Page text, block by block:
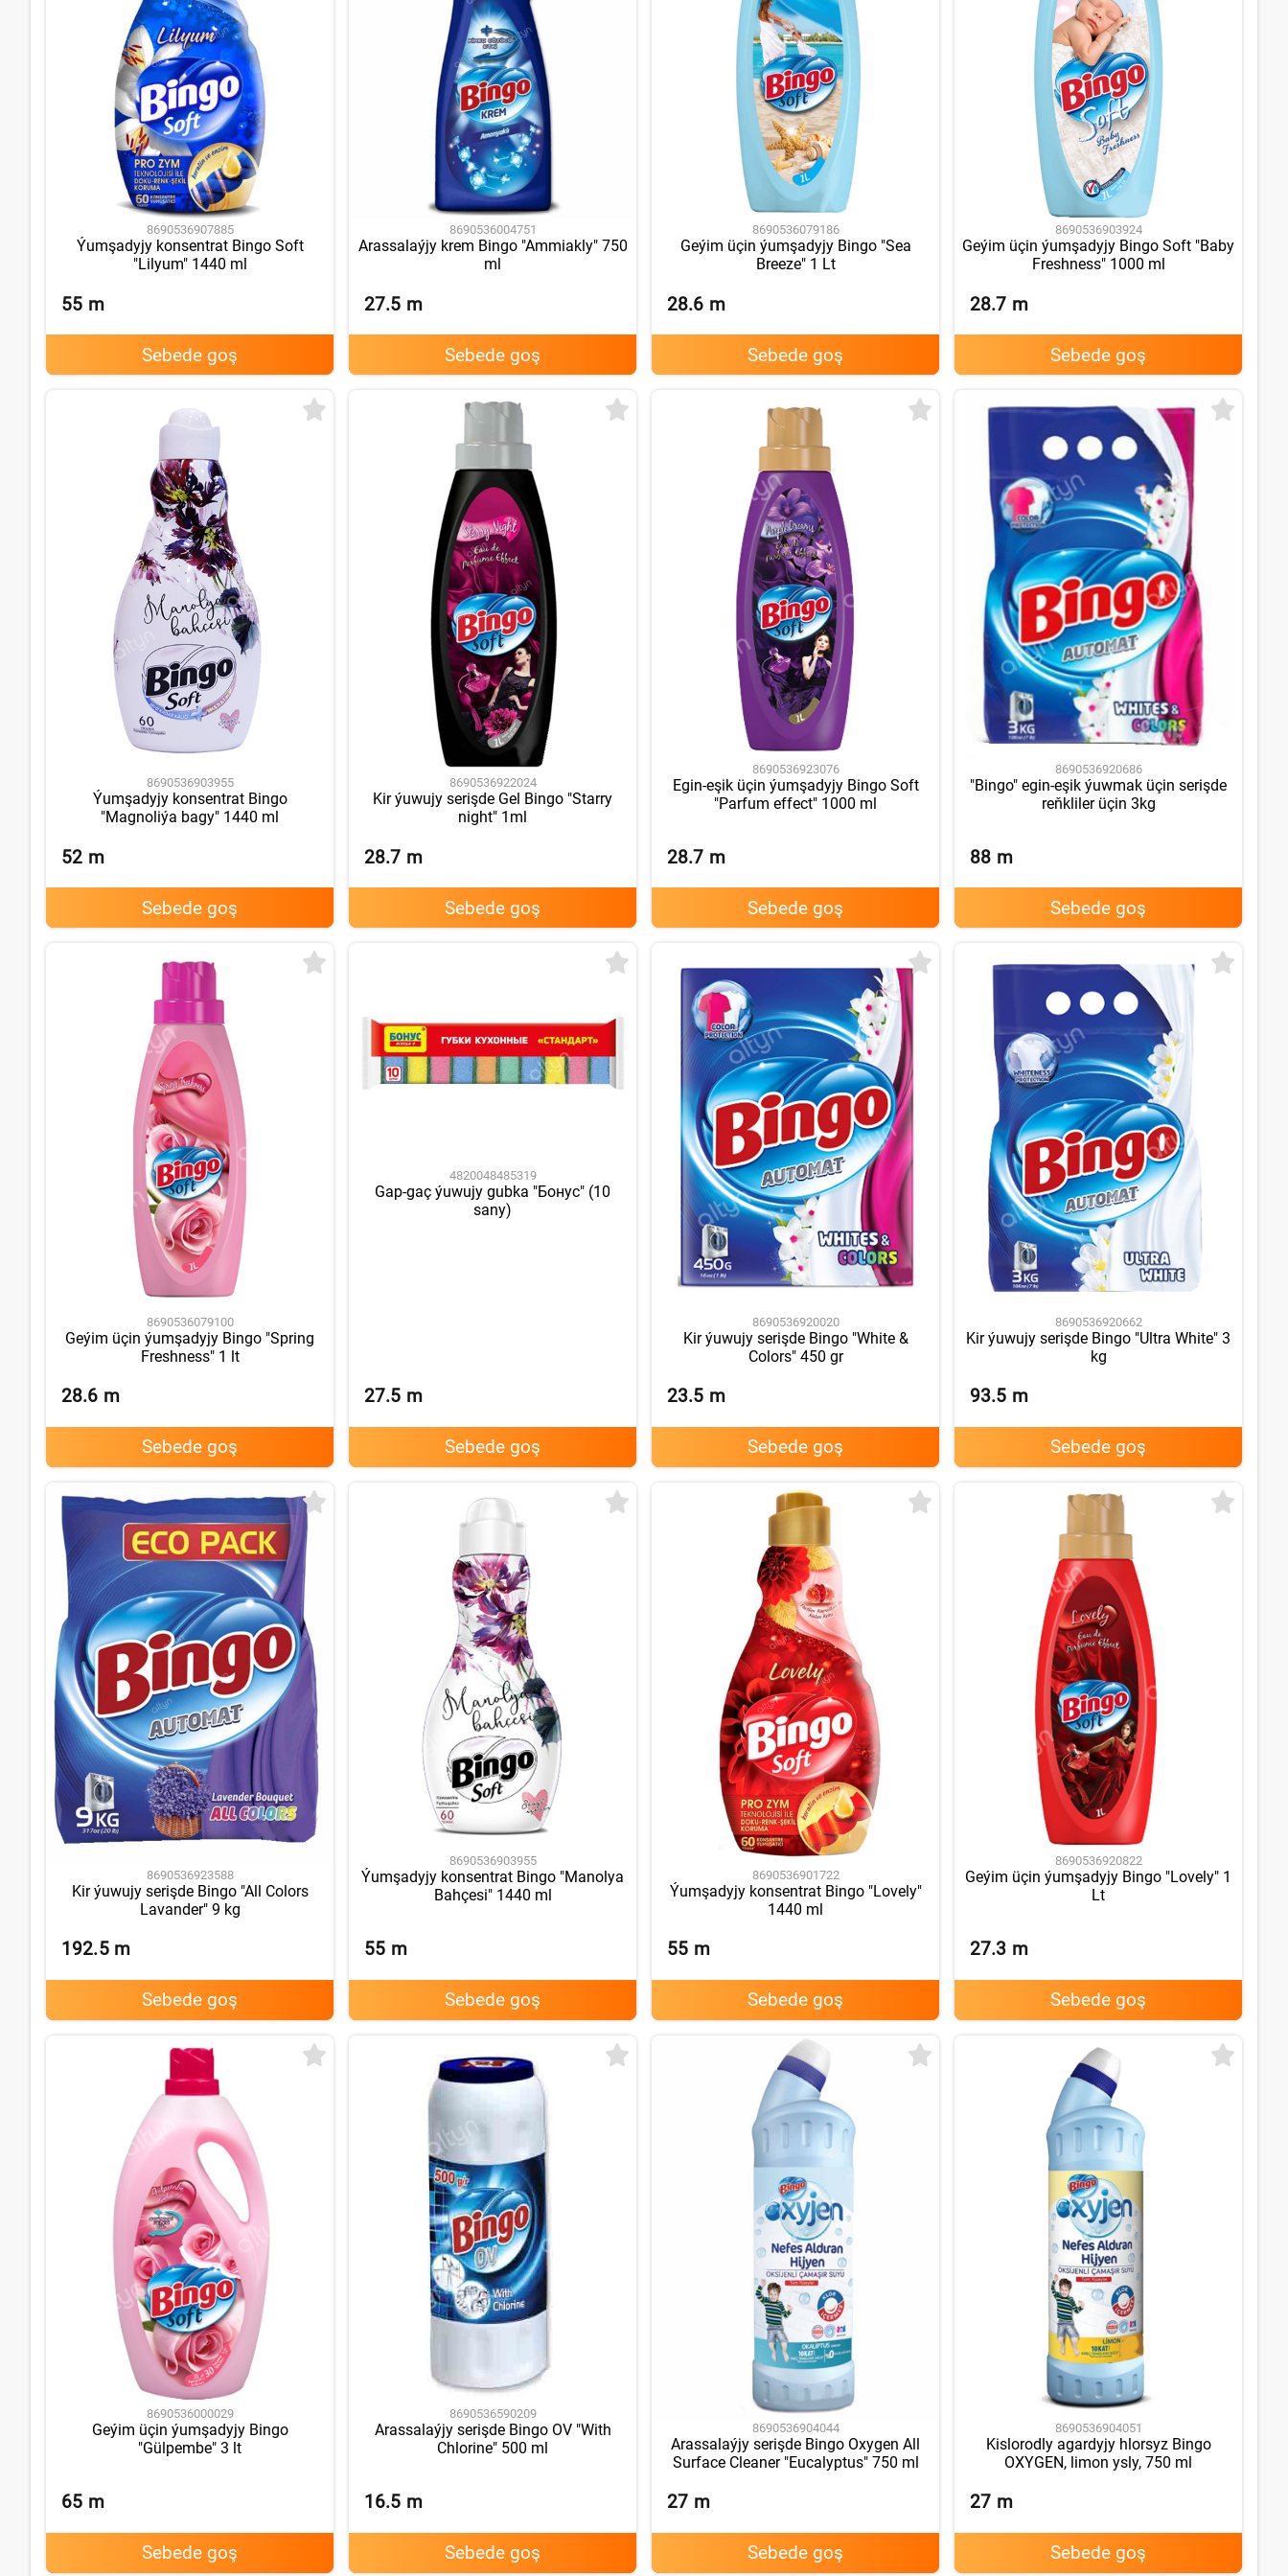
8690536907885
Ýumşadyjy konsentrat Bingo Soft
"Lilyum" 1440 ml
55 m
Sebede goş
8690536004751
Arassalaýjy krem Bingo "Ammiakly" 750
ml
27.5 m
Sebede goş
8690536079186
Geýim üçin ýumşadyjy Bingo "Sea
Breeze" 1 Lt
28.6 m
Sebede goş
8690536903924
Geýim üçin ýumşadyjy Bingo Soft "Baby
Freshness" 1000 ml
28.7 m
Sebede goş
8690536903955
Ýumşadyjy konsentrat Bingo
"Magnoliýa bagy" 1440 ml
52 m
Sebede goş
8690536922024
Kir ýuwujy serişde Gel Bingo "Starry
night" 1ml
28.7 m
Sebede goş
8690536923076
Egin-eşik üçin ýumşadyjy Bingo Soft
"Parfum effect" 1000 ml
28.7 m
Sebede goş
8690536920686
"Bingo" egin-eşik ýuwmak üçin serişde
reňkliler üçin 3kg
88 m
Sebede goş
8690536079100
Geýim üçin ýumşadyjy Bingo "Spring
Freshness" 1 lt
28.6 m
Sebede goş
4820048485319
Gap-gaç ýuwujy gubka "Бонус" (10
sany)
27.5 m
Sebede goş
8690536920020
Kir ýuwujy serişde Bingo "White &
Colors" 450 gr
23.5 m
Sebede goş
8690536920662
Kir ýuwujy serişde Bingo "Ultra White" 3
kg
93.5 m
Sebede goş
8690536923588
Kir ýuwujy serişde Bingo "All Colors
Lavander" 9 kg
192.5 m
Sebede goş
8690536903955
Ýumşadyjy konsentrat Bingo "Manolya
Bahçesi" 1440 ml
55 m
Sebede goş
8690536901722
Ýumşadyjy konsentrat Bingo "Lovely"
1440 ml
55 m
Sebede goş
8690536920822
Geýim üçin ýumşadyjy Bingo "Lovely" 1
Lt
27.3 m
Sebede goş
8690536000029
Geýim üçin ýumşadyjy Bingo
"Gülpembe" 3 lt
65 m
Sebede goş
8690536590209
Arassalaýjy serişde Bingo OV "With
Chlorine" 500 ml
16.5 m
Sebede goş
8690536904044
Arassalaýjy serişde Bingo Oxygen All
Surface Cleaner "Eucalyptus" 750 ml
27 m
Sebede goş
8690536904051
Kislorodly agardyjy hlorsyz Bingo
OXYGEN, limon ysly, 750 ml
27 m
Sebede goş